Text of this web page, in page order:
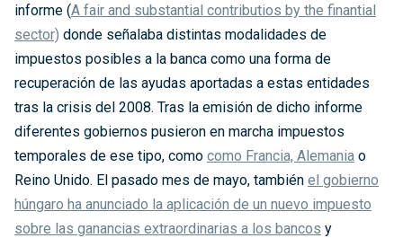
informe (A fair and substantial contributios by the finantial
sector) donde señalaba distintas modalidades de
impuestos posibles a la banca como una forma de
recuperación de las ayudas aportadas a estas entidades
tras la crisis del 2008. Tras la emisión de dicho informe
diferentes gobiernos pusieron en marcha impuestos
temporales de ese tipo, como como Francia, Alemania o
Reino Unido. El pasado mes de mayo, también el gobierno
húngaro ha anunciado la aplicación de un nuevo impuesto
sobre las ganancias extraordinarias a los bancos y